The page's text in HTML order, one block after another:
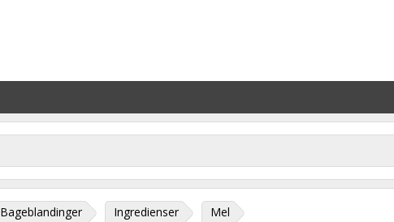
Bageblandinger Ingredienser Mel